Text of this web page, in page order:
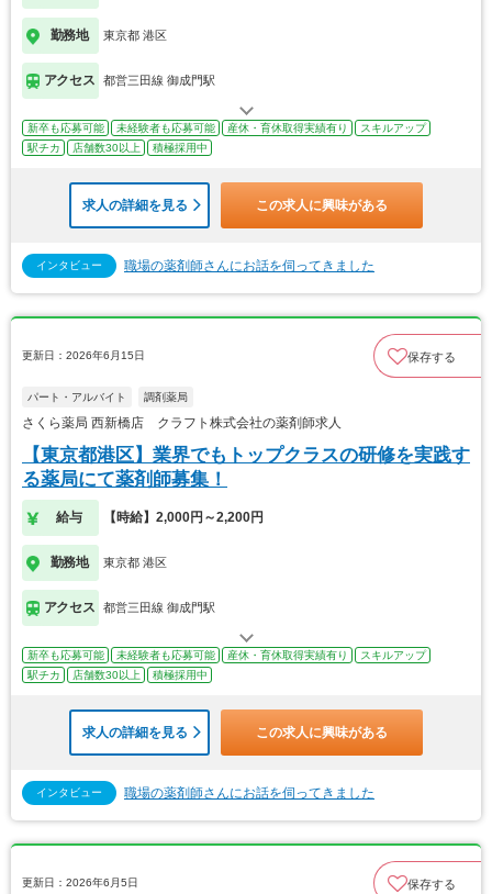
勤務地 東京都 港区
アクセス 都営三田線 御成門駅
新卒も応募可能 未経験者も応募可能 産休・育休取得実績有り
スキルアップ
駅チカ
店舗数30以上 積極採用中
求人の詳細を見る この求人に興味がある
インタビュー 職場の薬剤師さんにお話を伺ってきました
更新日：2026年6月15日 保存する
パート・アルバイト 調剤薬局
さくら薬局 西新橋店 クラフト株式会社の薬剤師求人
【東京都港区】業界でもトップクラスの研修を実践す
る薬局にて薬剤師募集！
給与 【時給】2,000円～2,200円
勤務地 東京都 港区
アクセス 都営三田線 御成門駅
新卒も応募可能 未経験者も応募可能 産休・育休取得実績有り
スキルアップ
駅チカ
店舗数30以上 積極採用中
求人の詳細を見る この求人に興味がある
インタビュー 職場の薬剤師さんにお話を伺ってきました
更新日：2026年6月5日 保存する